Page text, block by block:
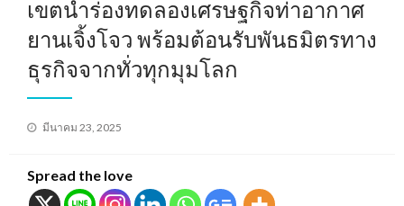
เขตนำร่องทดลองเศรษฐกิจท่าอากาศ
ยานเจิ้งโจว พร้อมต้อนรับพันธมิตรทาง
ธุรกิจจากทั่วทุกมุมโลก
Posted
มีนาคม 23, 2025
Spread the love